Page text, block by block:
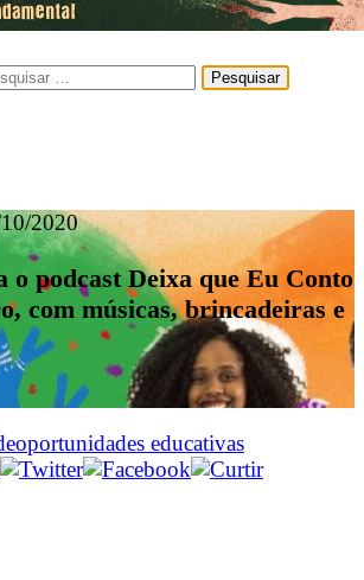
2020
o podcast Deixa que Eu Conto
com músicas, brincadeiras e
oportunidades educativas